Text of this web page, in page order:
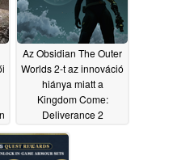
Az Obsidian The Outer
Worlds 2-t az innováció
hiánya miatt a
Kingdom Come:
Deliverance 2